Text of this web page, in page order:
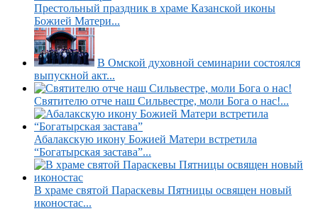
Престольный праздник в храме Казанской иконы
Божией Матери...
В Омской духовной семинарии состоялся
выпускной акт...
Святителю отче наш Сильвестре, моли Бога о нас!...
Абалакскую икону Божией Матери встретила
“Богатырская застава”...
В храме святой Параскевы Пятницы освящен новый
иконостас...